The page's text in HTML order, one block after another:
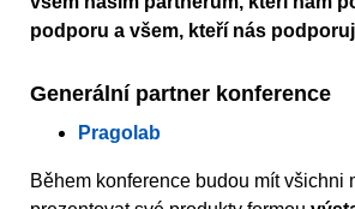
podporu a všem, kteří nás
Generální partner konference
Pragolab
Během konference budou mít všichni